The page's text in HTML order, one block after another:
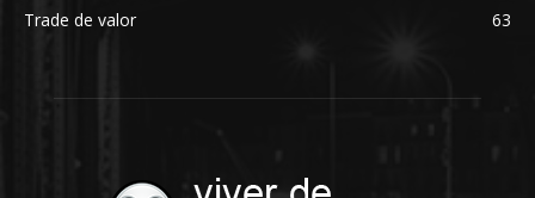
Trade de valor
63